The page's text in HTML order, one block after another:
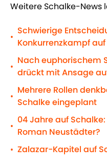
Weitere Schalke-News
•
Schwierige
Konkurrenzkampf
•
Nach euphorischem
drückt mit Ansage
•
Mehrere Rollen
Schalke eingeplant
•
04 Jahre auf
Roman Neustädter?
• Zalazar-Kapitel auf